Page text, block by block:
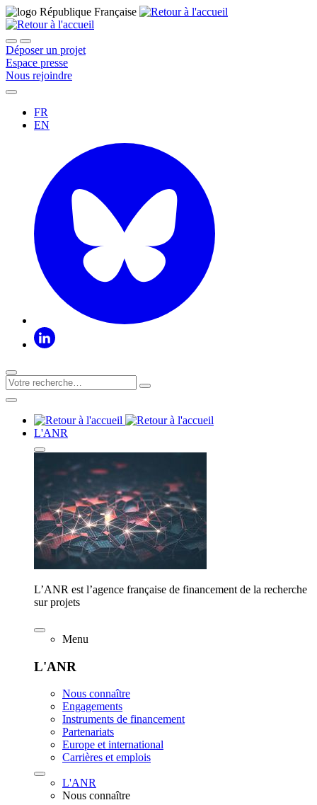
Déposer un projet
Espace presse
Nous rejoindre
FR
EN
L'ANR
L’ANR est l’agence française de financement de la recherche
sur projets
Menu
L'ANR
Nous connaître
Engagements
Instruments de financement
Partenariats
Europe et international
Carrières et emplois
L'ANR
Nous connaître